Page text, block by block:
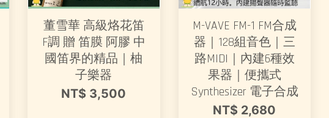
董雪華 高級烙花笛
F調 贈 笛膜 阿膠 中
國笛界的精品｜柚
子樂器
NT$ 3,500
M-VAVE FM-1 FM合成
器｜128組音色｜三
路MIDI｜內建6種效
果器｜便攜式
Synthesizer 電子合成
NT$ 2,680